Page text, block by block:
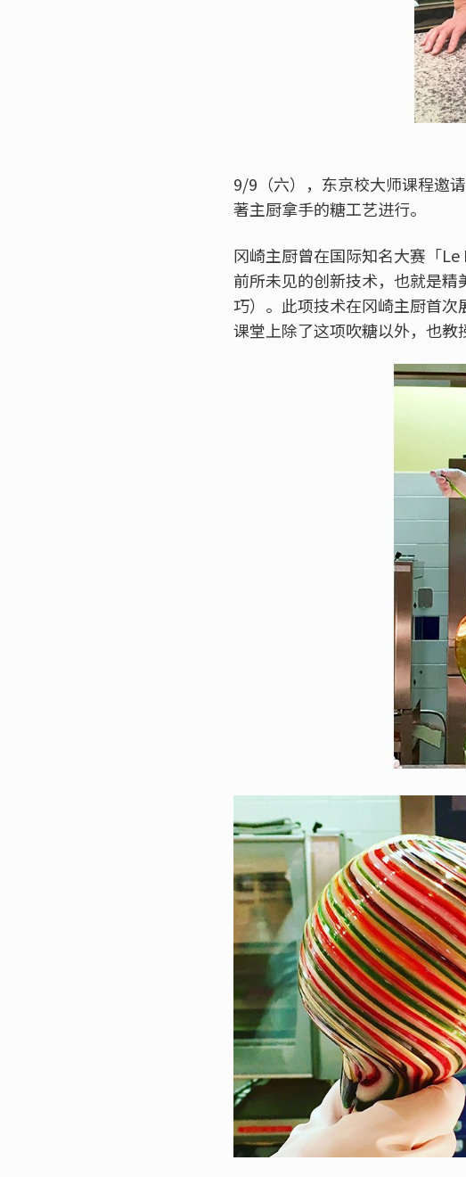
9/9（六），东京校大师课程邀
著主厨拿手的糖工艺进行。
冈崎主厨曾在国际知名大赛「
前所未见的创新技术，也就是
巧）。此项技术在冈崎主厨首次
课堂上除了这项吹糖以外，也教